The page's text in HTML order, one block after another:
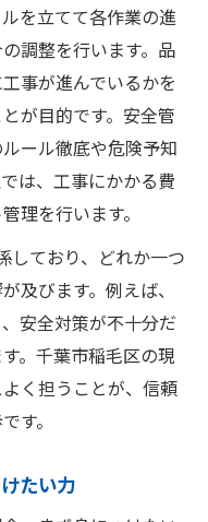
を立てて各作業の進
調整を行います。品
事が進んでいるかを
が目的です。安全管
ール徹底や危険予知
は、工事にかかる費
理を行います。
しており、どれか一つ
及びます。例えば、
安全対策が不十分だ
。千葉市稲毛区の現
く担うことが、信頼
す。
たい力